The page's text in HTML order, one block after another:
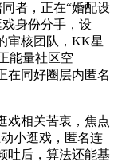
者，正在“婚配设
身份分手，设
审核团队，KK星
能量社区空
在同好圈层内匿名
相关苦衷，焦点
小逛戏，匿名连
吐后，算法还能基